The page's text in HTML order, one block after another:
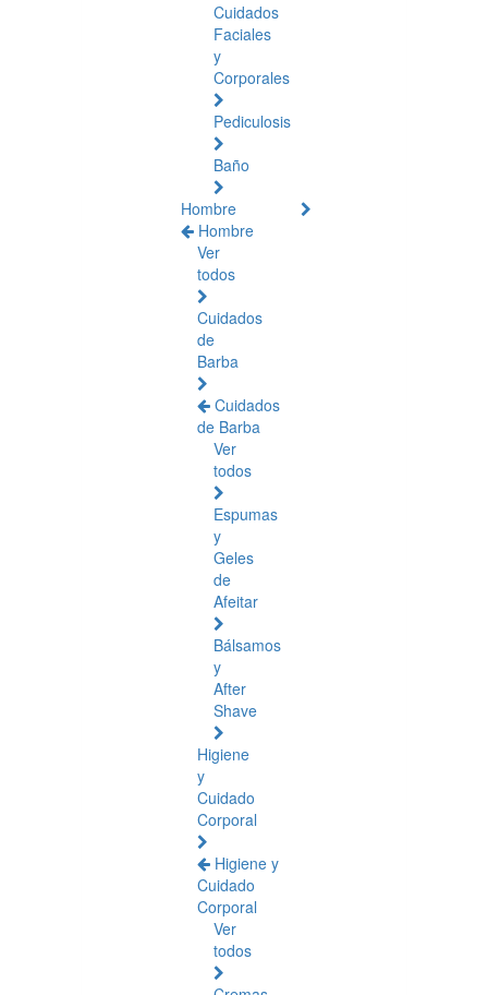
Cuidados
Faciales
y
Corporales
Pediculosis
Baño
Hombre
Hombre
Ver
todos
Cuidados
de
Barba
Cuidados
de Barba
Ver
todos
Espumas
y
Geles
de
Afeitar
Bálsamos
y
After
Shave
Higiene
y
Cuidado
Corporal
Higiene y
Cuidado
Corporal
Ver
todos